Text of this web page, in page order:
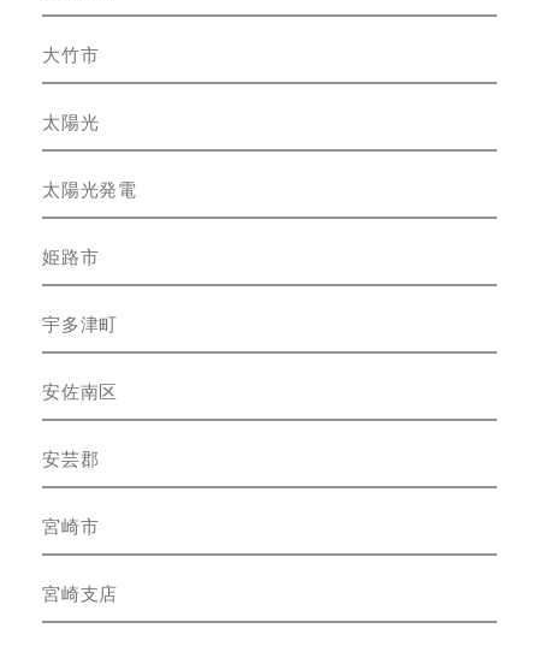
大竹市
太陽光
太陽光発電
姫路市
宇多津町
安佐南区
安芸郡
宮崎市
宮崎支店